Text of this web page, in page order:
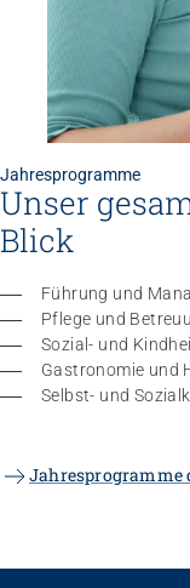
Jahresprogramme
Unser
Blick
Führung und
Pflege und
Sozial- und
Gastronomie und
Selbst- und
Jahresprogramme